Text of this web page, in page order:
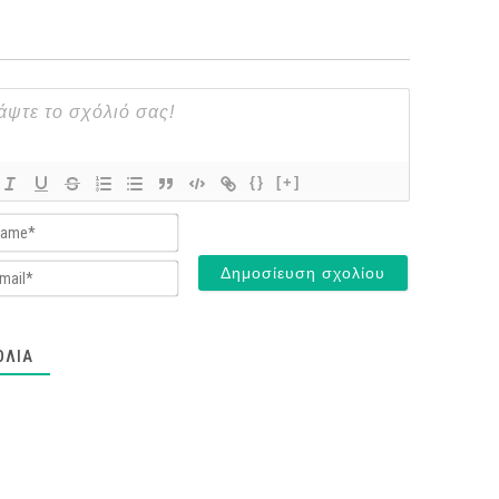
{} [+]
Name*
Email*